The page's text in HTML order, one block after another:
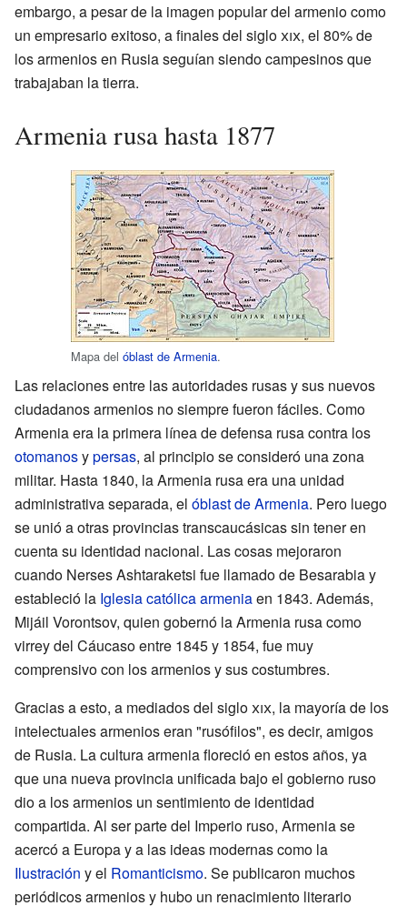
embargo, a pesar de la imagen popular del armenio como
un empresario exitoso, a finales del sigloxix, el 80% de
los armenios en Rusia seguían siendo campesinos que
trabajaban la tierra.
Armenia rusa hasta 1877
Mapa del óblast de Armenia.
Las relaciones entre las autoridades rusas y sus nuevos
ciudadanos armenios no siempre fueron fáciles. Como
Armenia era la primera línea de defensa rusa contra los
otomanosypersas, al principio se consideró una zona
militar. Hasta 1840, la Armenia rusa era una unidad
administrativa separada, el óblast de Armenia. Pero luego
se unió a otras provincias transcaucásicas sin tener en
cuenta su identidad nacional. Las cosas mejoraron
cuando Nerses Ashtaraketsi fue llamado de Besarabia y
estableció la Iglesia católica armeniaen 1843. Además,
Mijáil Vorontsov, quien gobernó la Armenia rusa como
virrey del Cáucaso entre 1845 y 1854, fue muy
comprensivo con los armenios y sus costumbres.
Gracias a esto, a mediados del sigloxix, la mayoría de los
intelectuales armenios eran "rusófilos", es decir, amigos
de Rusia. La cultura armenia floreció en estos años, ya
que una nueva provincia unificada bajo el gobierno ruso
dio a los armenios un sentimiento de identidad
compartida. Al ser parte del Imperio ruso, Armenia se
acercó a Europa y a las ideas modernas como la
Ilustración y el Romanticismo. Se publicaron muchos
periódicos armenios y hubo un renacimiento literario